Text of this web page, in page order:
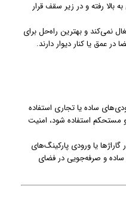
رفته و در زیر سقف قرار
نمی‌کند و بهترین راه‌حل برای
عمق یا کنار دیوار دارند.
ساده یا تجاری استفاده
استفاده شود، امنیت
گاراژها یا ورودی پارکینگ‌های
و صرفه‌جویی در فضای